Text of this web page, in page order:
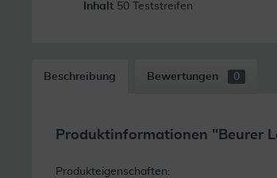
Inhalt 50 Teststreifen
Beschreibung Bewertungen 0
Produktinformationen "Beurer
Produkteigenschaften: